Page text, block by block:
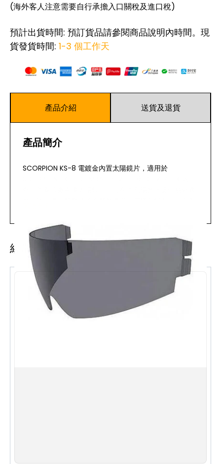
(海外客人注意需要自行承擔入口關稅及進口稅)
預計出貨時間: 預訂貨品請參閱商品說明內時間。現
貨發貨時間: 1-3 個工作天
經常一起購買
產品介紹 送貨及退貨
產品簡介
SCORPION KS-8 電鍍金內置太陽鏡片，適用於
主要特點
GOLD 電鍍金太陽鏡片，強光下有效遮光
專為 EXO-COMBAT（EVO）／COVERT-X 設計
原廠配件，貼合度有保證
方便更換，延長頭盔使用壽命
規格 Specifications
sunlight and adds a stylish look.